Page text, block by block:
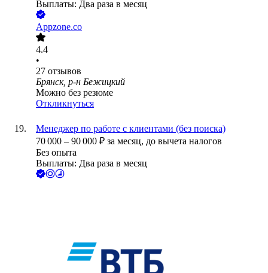
Выплаты: Два раза в месяц
Appzone.co
4.4
•
27 отзывов
Брянск, р-н Бежицкий
Можно без резюме
Откликнуться
Менеджер по работе с клиентами (без поиска)
70 000 – 90 000 ₽ за месяц, до вычета налогов
Без опыта
Выплаты: Два раза в месяц